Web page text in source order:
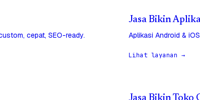
cepat, SEO-ready.
Jasa Bikin
Aplikasi Android &
Lihat layanan →